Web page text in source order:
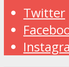
Twitter